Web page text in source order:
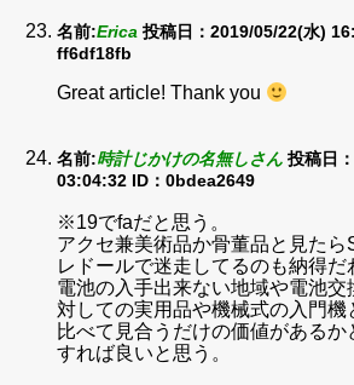
名前:Erica 投稿日：2019/05/22(水)
ff6df18fb
Great article! Thank you
名前:時計じかけの名無しさん 投稿日
03:04:32 ID：0bdea2649
※19でfaだと思う。
アクセ兼美術品か骨董品と見たら
レドールで迷走してるのも納得だ
電池の入手出来ない地域や電池交
対しての実用品や機械式の入門機
比べて見合うだけの価値がある
すれば良いと思う。